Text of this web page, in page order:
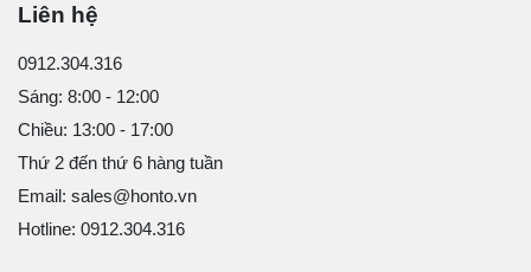
Liên hệ
0912.304.316
Sáng: 8:00 - 12:00
Chiều: 13:00 - 17:00
Thứ 2 đến thứ 6 hàng tuần
Email: sales@honto.vn
Hotline: 0912.304.316